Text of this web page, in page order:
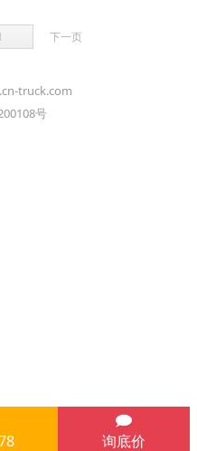
下一页
truck.com
号
询底价